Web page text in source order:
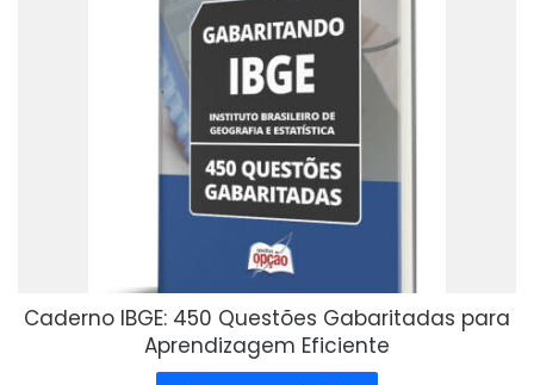
Caderno IBGE: 450 Questões Gabaritadas para
Aprendizagem Eficiente